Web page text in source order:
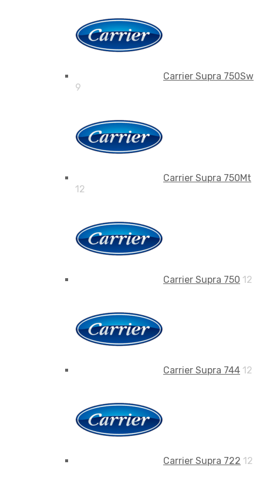
Carrier Supra 750Sw
9
Carrier Supra 750Mt
12
Carrier Supra 750 12
Carrier Supra 744 12
Carrier Supra 722 12